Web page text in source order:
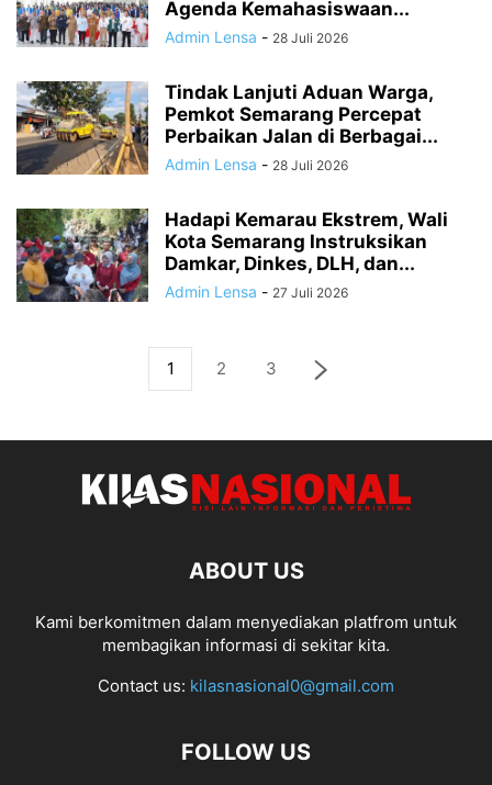
Agenda Kemahasiswaan...
Admin Lensa - 28 Juli 2026
Tindak Lanjuti Aduan Warga,
Pemkot Semarang Percepat
Perbaikan Jalan di Berbagai...
Admin Lensa - 28 Juli 2026
Hadapi Kemarau Ekstrem, Wali
Kota Semarang Instruksikan
Damkar, Dinkes, DLH, dan...
Admin Lensa - 27 Juli 2026
1 2 3
ABOUT US
Kami berkomitmen dalam menyediakan platfrom untuk
membagikan informasi di sekitar kita.
Contact us: kilasnasional0@gmail.com
FOLLOW US